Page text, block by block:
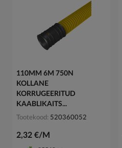
110MM 6M 750N
KOLLANE
KORRUGEERITUD
KAABLIKAITS...
Tootekood 520360052
2,32 €/M